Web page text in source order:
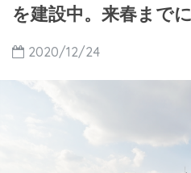
を建設中。来春まで
2020/12/24